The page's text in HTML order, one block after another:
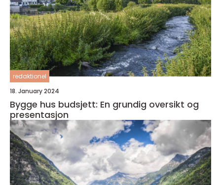
redaktionel
18. January 2024
Bygge hus budsjett: En grundig oversikt og
presentasjon